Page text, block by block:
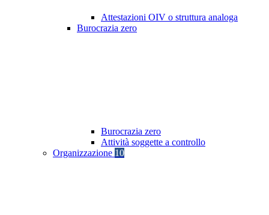
Attestazioni OIV o struttura analoga
Burocrazia zero
Burocrazia zero
Attività soggette a controllo
Organizzazione 10